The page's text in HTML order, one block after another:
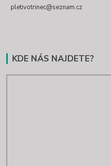
pletivotrinec@seznam.cz
KDE NÁS NAJDETE?